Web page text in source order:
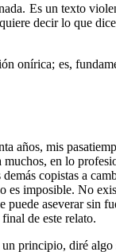
Es un texto
decir lo que
onírica; es,
años, mis
en lo
copistas a
imposible. No
puede aseverar
de este relato.
principio, diré